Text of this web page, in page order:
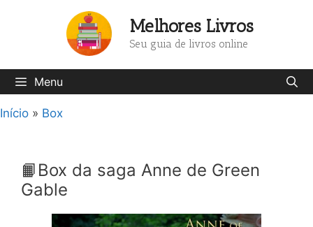
Melhores Livros
Seu guia de livros online
Menu
Início » Box
📙Box da saga Anne de Green
Gable